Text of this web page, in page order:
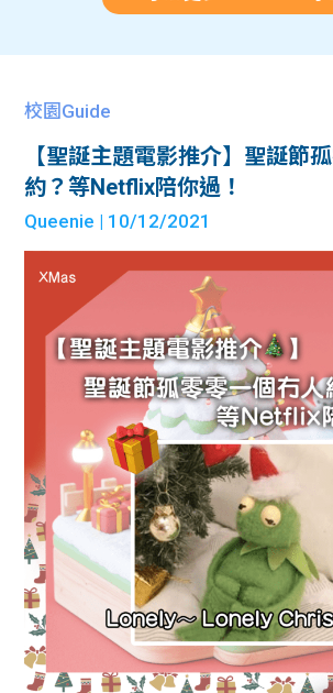
校園Guide
【聖誕主題電影推介】聖誕節
約？等Netflix陪你過！
Queenie | 10/12/2021